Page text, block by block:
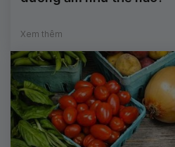
Xem thêm